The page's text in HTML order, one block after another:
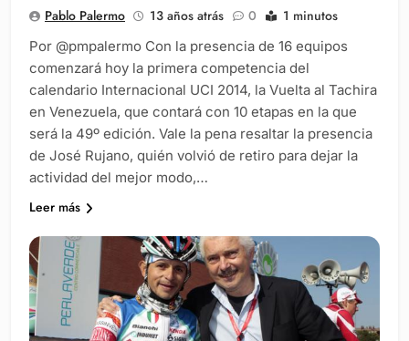
Pablo Palermo 13 años atrás 0 1 minutos
Por @pmpalermo Con la presencia de 16 equipos
comenzará hoy la primera competencia del
calendario Internacional UCI 2014, la Vuelta al Tachira
en Venezuela, que contará con 10 etapas en la que
será la 49º edición. Vale la pena resaltar la presencia
de José Rujano, quién volvió de retiro para dejar la
actividad del mejor modo,…
Leer más